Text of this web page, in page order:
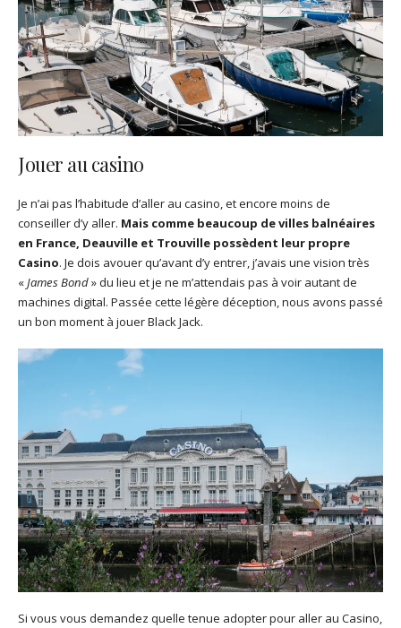
Jouer au casino
Je n’ai pas l’habitude d’aller au casino, et encore moins de
conseiller d’y aller. Mais comme beaucoup de villes balnéaires
en France, Deauville et Trouville possèdent leur propre
Casino. Je dois avouer qu’avant d’y entrer, j’avais une vision très
«James Bond» du lieu et je ne m’attendais pas à voir autant de
machines digital. Passée cette légère déception, nous avons passé
un bon moment à jouer Black Jack.
Si vous vous demandez quelle tenue adopter pour aller au Casino,